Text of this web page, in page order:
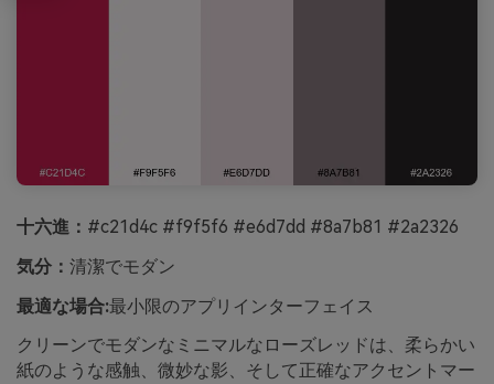
十六進： #c21d4c #f9f5f6 #e6d7dd #8a7b81 #2a2326
気分： 清潔でモダン
最適な場合:最小限のアプリインターフェイス
クリーンでモダンなミニマルなローズレッドは、柔らかい
紙のような感触、微妙な影、そして正確なアクセントマー